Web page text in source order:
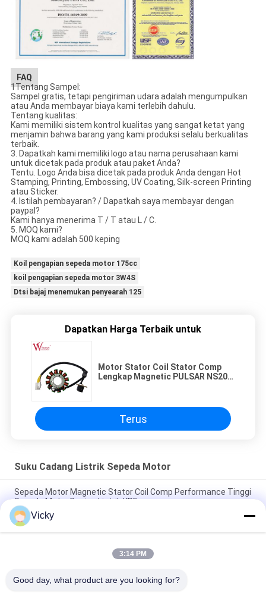
FAQ
1Tentang Sampel:
Sampel gratis, tetapi pengiriman udara adalah mengumpulkan
atau Anda membayar biaya kami terlebih dahulu.
Tentang kualitas:
Kami memiliki sistem kontrol kualitas yang sangat ketat yang
menjamin bahwa barang yang kami produksi selalu berkualitas
terbaik.
3. Dapatkah kami memiliki logo atau nama perusahaan kami
untuk dicetak pada produk atau paket Anda?
Tentu. Logo Anda bisa dicetak pada produk Anda dengan Hot
Stamping, Printing, Embossing, UV Coating, Silk-screen Printing
atau Sticker.
4. Istilah pembayaran? / Dapatkah saya membayar dengan
paypal?
Kami hanya menerima T / T atau L / C.
5. MOQ kami?
MOQ kami adalah 500 keping
Koil pengapian sepeda motor 175cc
koil pengapian sepeda motor 3W4S
Dtsi bajaj menemukan penyearah 125
Dapatkan Harga Terbaik untuk
Motor Stator Coil Stator Comp
Lengkap Magnetic PULSAR NS200
Terus
Suku Cadang Listrik Sepeda Motor
Sepeda Motor Magnetic Stator Coil Comp Performance Tinggi
Sepeda Motor Bagian Listrik KRF
Konektor Relay Sepeda Motor Listrik Kriss 100 untuk Pembeli
B2B Kinerja Baik Pria 6.3mm
Relay pemutar listrik sepeda motor untuk NOUVO Pin konektor
Vicky
3:14 PM
Good day, what product are you looking for?